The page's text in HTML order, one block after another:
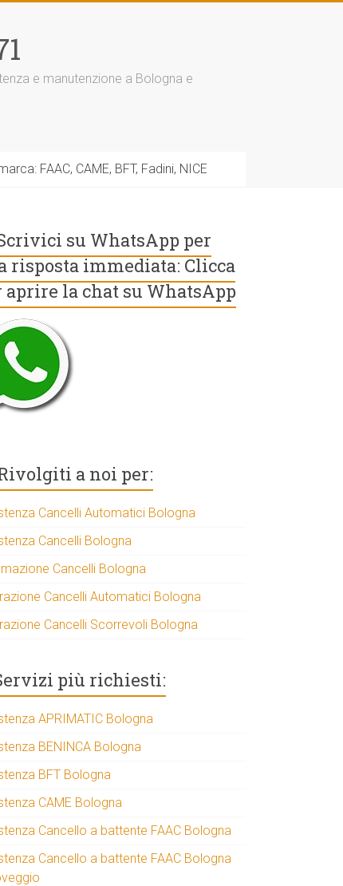
e manutenzione a Bologna e
FAAC, CAME, BFT, Fadini, NICE
su WhatsApp per
risposta immediata: Clicca
aprire la chat su WhatsApp
a noi per:
Cancelli Automatici Bologna
Cancelli Bologna
Cancelli Bologna
Cancelli Automatici Bologna
Cancelli Scorrevoli Bologna
più richiesti:
APRIMATIC Bologna
BENINCA Bologna
BFT Bologna
CAME Bologna
Cancello a battente FAAC Bologna
Cancello a battente FAAC Bologna